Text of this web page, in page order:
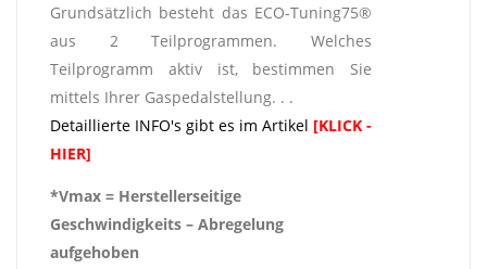
Grundsätzlich besteht das ECO-Tuning75®
aus 2 Teilprogrammen. Welches
Teilprogramm aktiv ist, bestimmen Sie
mittels Ihrer Gaspedalstellung. . .
Detaillierte INFO's gibt es im Artikel [KLICK -
HIER]
*Vmax = Herstellerseitige
Geschwindigkeits – Abregelung
aufgehoben